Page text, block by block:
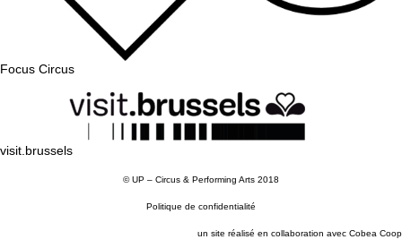
Focus Circus
visit.brussels
©UP – Circus & Performing Arts 2018
Politique de confidentialité
un site réalisé en collaboration avec Cobea Coop